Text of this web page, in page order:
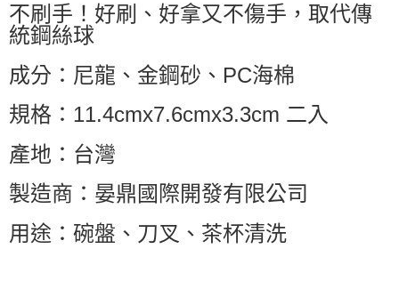
不刷手！好刷、好拿又不傷手，取代傳
統鋼絲球
成分：尼龍、金鋼砂、 PC海棉
規格：11.4cmx7.6cmx3.3cm 二入
產地：台灣
製造商：晏鼎國際開發有限公司
用途：碗盤、刀叉、茶杯清洗